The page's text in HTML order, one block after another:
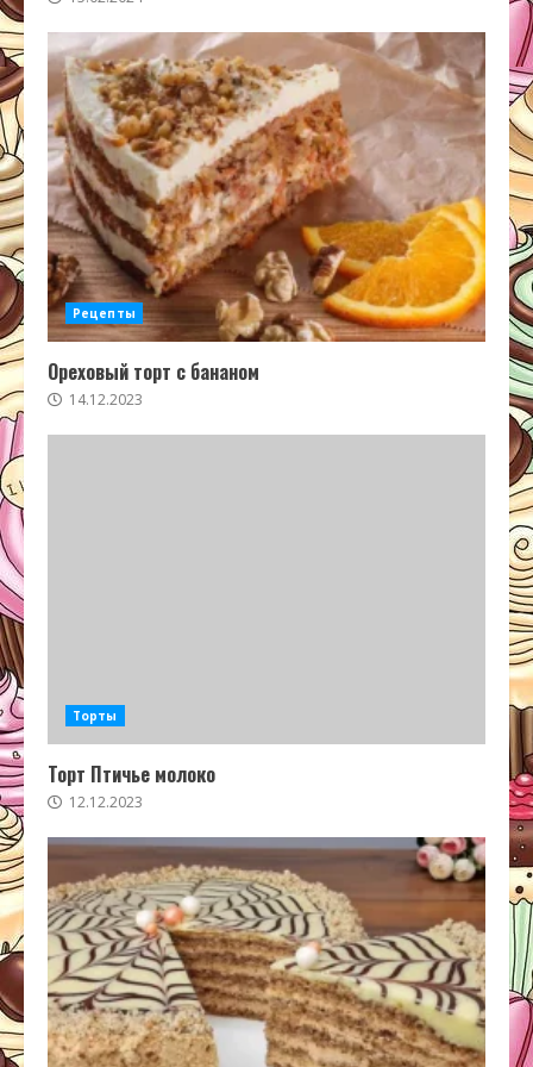
Рецепты
Ореховый торт с бананом
14.12.2023
Торты
Торт Птичье молоко
12.12.2023